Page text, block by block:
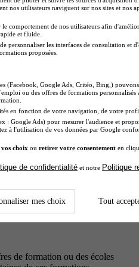
obligatoires
formation ?
de formation ou des écoles
nos utilisateurs naviguent sur nos sites et nos
le comportement de nos utilisateurs afin
et fluide.
personnaliser les interfaces de consultation et
proposées.
(Facebook, Google Ads, Critéo, Bing,)
ou des offres de formations
en fonction de votre navigation, de votre
: Google Ads) pour mesurer l'audience et
à l'utilisation de vos données par Google
choix ou retirer votre consentement en
de confidentialité et notre Politique
mes choix Tout